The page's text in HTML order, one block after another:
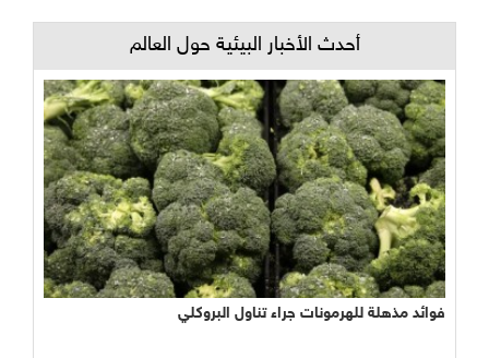
أحدث الأخبار البيئية حول العالم
فوائد مذهلة للهرمونات جراء تناول البروكلي